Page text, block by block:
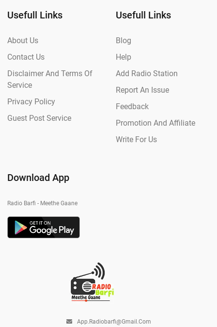
Usefull Links
About Us
Contact Us
Disclaimer And Terms Of
Service
Privacy Policy
Guest Post Service
Usefull Links
Blog
Help
Add Radio Station
Report An Issue
Feedback
Promotion And Affiliate
Write For Us
Download App
Radio Barfi - Meethe Gaane
App.radiobarfi@gmail.com